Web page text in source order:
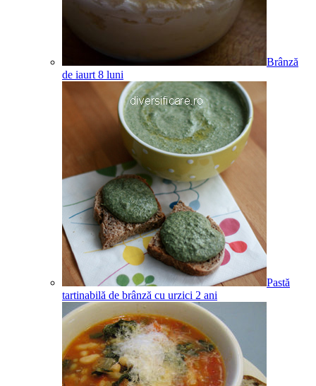
Brânză
de iaurt 8 luni
Pastă
tartinabilă de brânză cu urzici 2 ani